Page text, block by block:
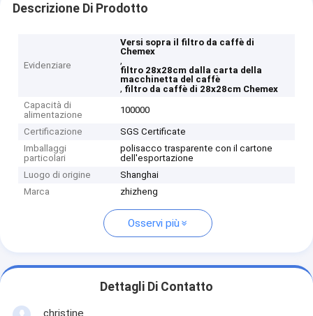
Descrizione Di Prodotto
Evidenziare
Versi sopra il filtro da caffè di
Chemex
,
filtro 28x28cm dalla carta della
macchinetta del caffè
, filtro da caffè di 28x28cm Chemex
Capacità di
alimentazione
100000
Certificazione
SGS Certificate
Imballaggi
particolari
polisacco trasparente con il cartone
dell'esportazione
Luogo di origine
Shanghai
Marca
zhizheng
Osservi più
Dettagli Di Contatto
christine